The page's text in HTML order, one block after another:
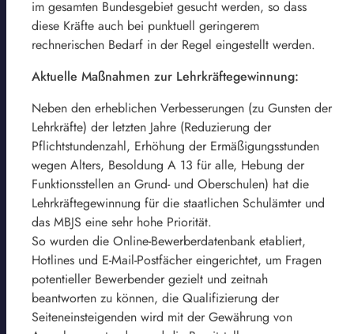
im gesamten Bundesgebiet gesucht werden, so dass
diese Kräfte auch bei punktuell geringerem
rechnerischen Bedarf in der Regel eingestellt werden.
Aktuelle Maßnahmen zur Lehrkräftegewinnung:
Neben den erheblichen Verbesserungen (zu Gunsten der
Lehrkräfte) der letzten Jahre (Reduzierung der
Pflichtstundenzahl, Erhöhung der Ermäßigungsstunden
wegen Alters, Besoldung A 13 für alle, Hebung der
Funktionsstellen an Grund- und Oberschulen) hat die
Lehrkräftegewinnung für die staatlichen Schulämter und
das MBJS eine sehr hohe Priorität.
So wurden die Online-Bewerberdatenbank etabliert,
Hotlines und E-Mail-Postfächer eingerichtet, um Fragen
potentieller Bewerbender gezielt und zeitnah
beantworten zu können, die Qualifizierung der
Seiteneinsteigenden wird mit der Gewährung von